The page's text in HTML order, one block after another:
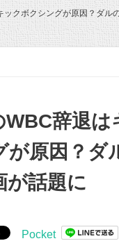
クボクシングが原因？ダル
WBC辞退は
が原因？ダ
が話題に
Pocket